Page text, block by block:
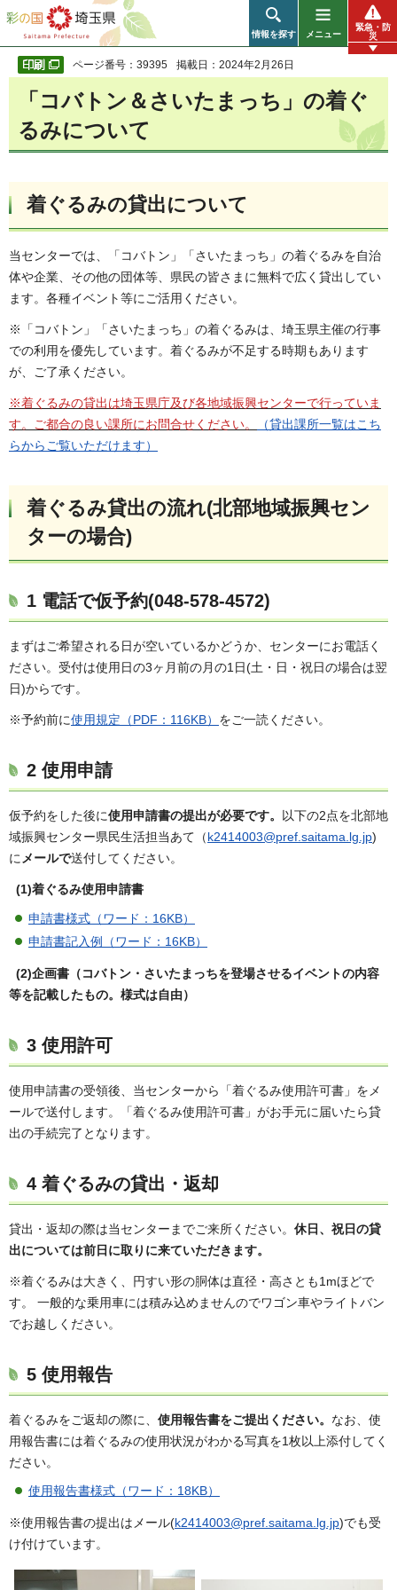
彩の国 埼玉県
情報を探す メニュー
緊急・防
災
ページ番号：39395 掲載日：2024年2月26日
「コバトン＆さいたまっち」の着ぐ
るみについて
着ぐるみの貸出について
当センターでは、「コバトン」「さいたまっち」の着ぐるみを自治
体や企業、その他の団体等、県民の皆さまに無料で広く貸出してい
ます。各種イベント等にご活用ください。
※「コバトン」「さいたまっち」の着ぐるみは、埼玉県主催の行事
での利用を優先しています。着ぐるみが不足する時期もあります
が、ご了承ください。
※着ぐるみの貸出は埼玉県庁及び各地域振興センターで行っていま
す。ご都合の良い課所にお問合せください。
（貸出課所一覧はこち
らからご覧いただけます）
着ぐるみ貸出の流れ(北部地域振興セン
ターの場合)
1 電話で仮予約(048-578-4572)
まずはご希望される日が空いているかどうか、センターにお電話く
ださい。受付は使用日の3ヶ月前の月の1日(土・日・祝日の場合は翌
日)からです。
※予約前に使用規定（PDF：116KB） をご一読ください。
2 使用申請
仮予約をした後に使用申請書の提出が必要です。
以下の2点を北部地
域振興センター県民生活担当あて（k2414003@pref.saitama.lg.jp)
に メールで送付してください。
(1)着ぐるみ使用申請書
申請書様式（ワード：16KB）
申請書記入例（ワード：16KB）
(2)企画書（コバトン・さいたまっちを登場させるイベントの内容
等を記載したもの。様式は自由）
3 使用許可
使用申請書の受領後、当センターから「着ぐるみ使用許可書」をメ
ールで送付します。「着ぐるみ使用許可書」がお手元に届いたら貸
出の手続完了となります。
4 着ぐるみの貸出・返却
貸出・返却の際は当センターまでご来所ください。 休日、祝日の貸
出については前日に取りに来ていただきます。
※着ぐるみは大きく、円すい形の胴体は直径・高さとも1mほどで
す。 一般的な乗用車には積み込めませんのでワゴン車やライトバン
でお越しください。
5 使用報告
着ぐるみをご返却の際に、 使用報告書をご提出ください。 なお、使
用報告書には着ぐるみの使用状況がわかる写真を1枚以上添付してく
ださい。
使用報告書様式（ワード：18KB）
※使用報告書の提出はメール(k2414003@pref.saitama.lg.jp)でも受
け付けています。